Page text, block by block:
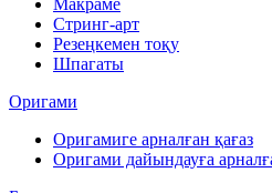
Макраме
Стринг-арт
Резеңкемен тоқу
Шпагаты
Оригами
Оригамиге арналған қағаз
Оригами дайындауға